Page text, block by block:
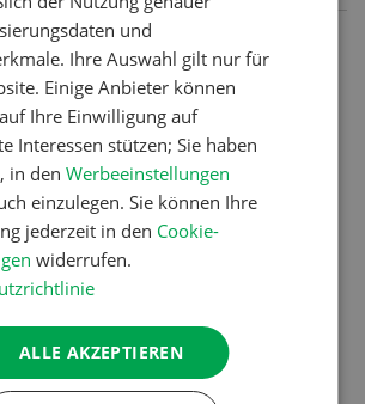
Kuhnamen: Liste
Z
Mit Fäusten
die Alters-Sichtigkeit
und
Ihre Auswahl gilt nur für
Einige Anbieter können
Ihre Einwilligung auf
Interessen stützen; Sie haben
in denWerbeeinstellungen
einzulegen. Sie können Ihre
jederzeit in den Cookie-
widerrufen.
ALLE AKZEPTIEREN